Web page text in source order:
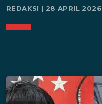
REDAKSI | 28 APRIL 2026